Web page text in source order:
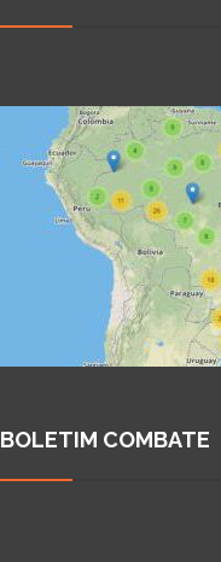
BOLETIM COMBATE